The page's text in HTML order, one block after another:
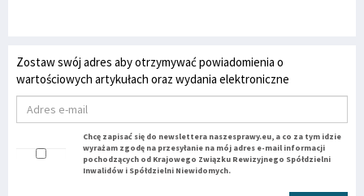
Zostaw swój adres aby otrzymywać powiadomienia o
wartościowych artykułach oraz wydania elektroniczne
Chcę zapisać się do newslettera naszesprawy.eu, a co za tym idzie
wyrażam zgodę na przesyłanie na mój adres e-mail informacji
pochodzących od Krajowego Związku Rewizyjnego Spółdzielni
Inwalidów i Spółdzielni Niewidomych.